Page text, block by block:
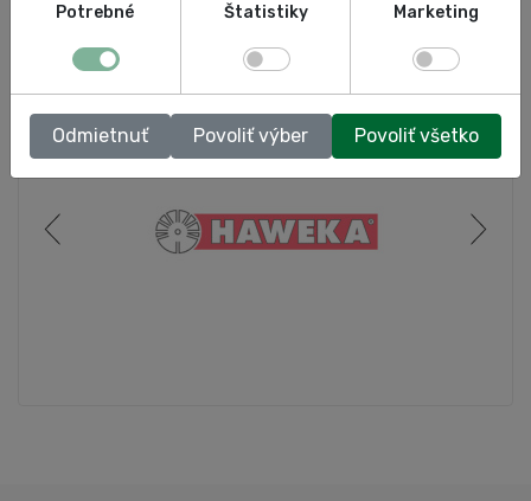
Potrebné Štatistiky Marketing
Odmietnuť Povoliť výber Povoliť všetko